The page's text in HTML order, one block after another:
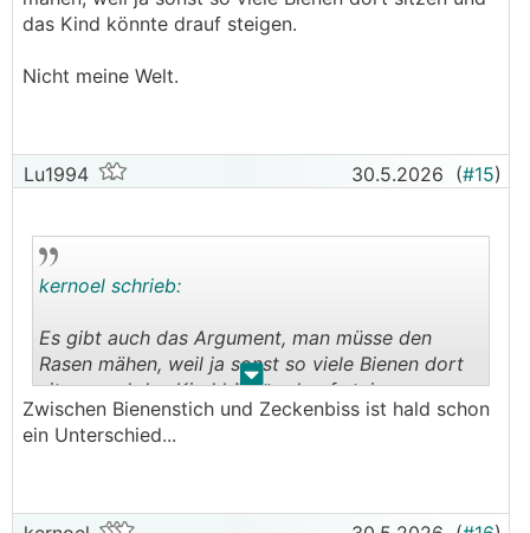
das Kind könnte drauf steigen.
Nicht meine Welt.
Lu1994 30.5.2026 (#15)
. .
kernoel schrieb:
Es gibt auch das Argument, man müsse den
Rasen mähen, weil ja sonst so viele Bienen dort
sitzen und das Kind könnte drauf steigen.
Nicht meine Welt.
Zwischen Bienenstich und Zeckenbiss ist hald schon
ein Unterschied...